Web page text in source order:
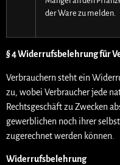
der Ware zu melden.
§ 4 Widerrufsbelehrung für
Verbrauchern steht ein
zu, wobei Verbraucher jede
Rechtsgeschäft zu Zwecken
gewerblichen noch ihrer
zugerechnet werden können.
Widerrufsbelehrung